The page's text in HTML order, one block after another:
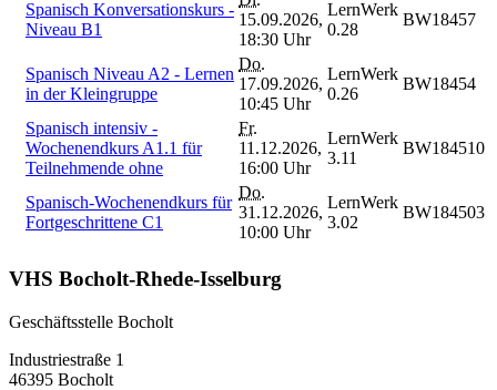
Spanisch Konversationskurs -
Niveau B1
15.09.2026,
18:30 Uhr
LernWerk
0.28
BW18457
Spanisch Niveau A2 - Lernen
in der Kleingruppe
Do.
17.09.2026,
10:45 Uhr
LernWerk
0.26
BW18454
Spanisch intensiv -
Wochenendkurs A1.1 für
Teilnehmende ohne
Fr.
11.12.2026,
16:00 Uhr
LernWerk
3.11
BW184510
Spanisch-Wochenendkurs für
Fortgeschrittene C1
Do.
31.12.2026,
10:00 Uhr
LernWerk
3.02
BW184503
VHS Bocholt-Rhede-Isselburg
Geschäftsstelle Bocholt
Industriestraße 1
46395 Bocholt